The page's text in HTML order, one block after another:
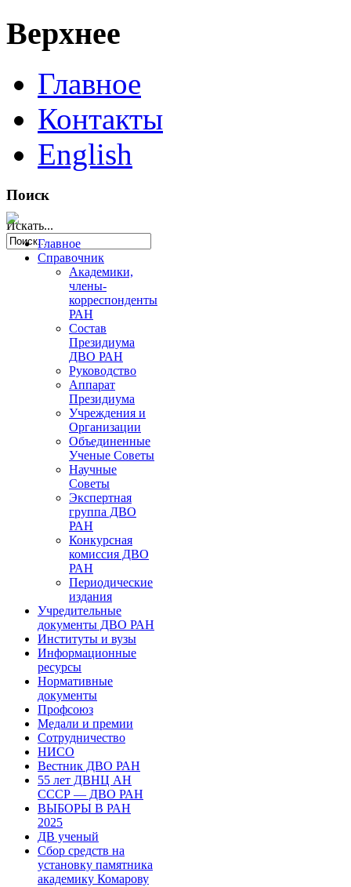
Верхнее
Главное
Контакты
English
Поиск
Искать...
Главное
Справочник
Академики,
члены-
корреспонденты
РАН
Состав
Президиума
ДВО РАН
Руководство
Аппарат
Президиума
Учреждения и
Организации
Объединенные
Ученые Советы
Научные
Советы
Экспертная
группа ДВО
РАН
Конкурсная
комиссия ДВО
РАН
Периодические
издания
Учредительные
документы ДВО РАН
Институты и вузы
Информационные
ресурсы
Нормативные
документы
Профсоюз
Медали и премии
Сотрудничество
НИСО
Вестник ДВО РАН
55 лет ДВНЦ АН
СССР — ДВО РАН
ВЫБОРЫ В РАН
2025
ДВ ученый
Сбор средств на
установку памятника
академику Комарову